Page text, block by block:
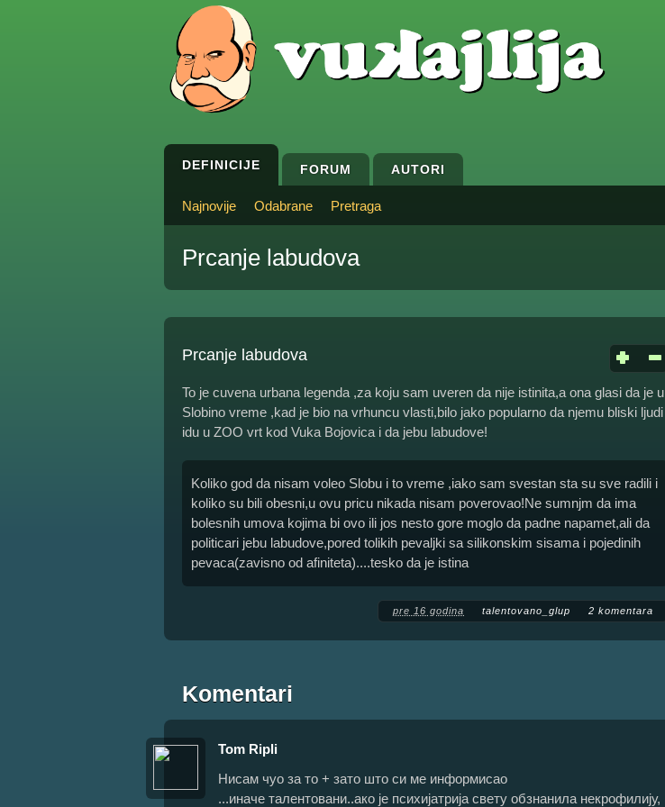
DEFINICIJE FORUM AUTORI
Najnovije Odabrane Pretraga
Prcanje labudova
Prcanje labudova
To je cuvena urbana legenda ,za koju sam uveren da nije istinita,a ona glasi da je u
Slobino vreme ,kad je bio na vrhuncu vlasti,bilo jako popularno da njemu bliski ljudi
idu u ZOO vrt kod Vuka Bojovica i da jebu labudove!
Koliko god da nisam voleo Slobu i to vreme ,iako sam svestan sta su sve radili i
koliko su bili obesni,u ovu pricu nikada nisam poverovao!Ne sumnjm da ima
bolesnih umova kojima bi ovo ili jos nesto gore moglo da padne napamet,ali da
politicari jebu labudove,pored tolikih pevaljki sa silikonskim sisama i pojedinih
pevaca(zavisno od afiniteta)....tesko da je istina
pre 16 godina talentovano_glup 2 komentara
Komentari
Tom Ripli
Нисам чуо за то + зато што си ме информисао
...иначе талентовани..ако је психијатрија свету обзнанила некрофилију,